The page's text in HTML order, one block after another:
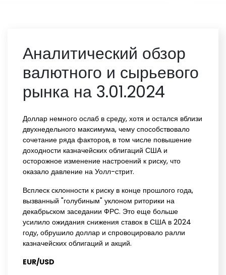
Аналитический обзор
валютного и сырьевого
рынка на 3.01.2024
Доллар немного ослаб в среду, хотя и остался вблизи
двухнедельного максимума, чему способствовало
сочетание ряда факторов, в том числе повышение
доходности казначейских облигаций США и
осторожное изменение настроений к риску, что
оказало давление на Уолл-стрит.
Всплеск склонности к риску в конце прошлого года,
вызванный "голубиным" уклоном риторики на
декабрьском заседании ФРС. Это еще больше
усилило ожидания снижения ставок в США в 2024
году, обрушило доллар и спровоцировало ралли
казначейских облигаций и акций.
EUR/USD